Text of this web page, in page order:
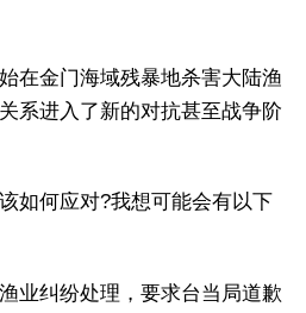
在金门海域残暴地杀害大陆渔
系进入了新的对抗甚至战争阶
如何应对?我想可能会有以下
业纠纷处理，要求台当局道歉